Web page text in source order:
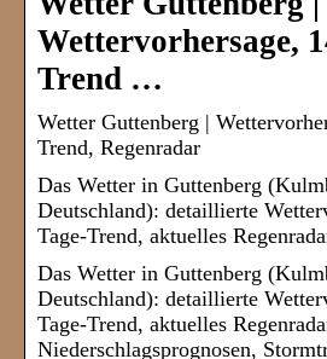
Wettervorhersage,
Trend …
Wetter Guttenberg |
Trend, Regenradar
Das Wetter in Guttenberg
Deutschland): detaillierte
Tage-Trend, aktuelles
Das Wetter in Guttenberg
Deutschland): detaillierte
Tage-Trend, aktuelles
Niederschlagsprognosen,